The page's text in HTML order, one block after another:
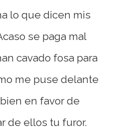
lo que dicen mis
se paga mal
cavado fosa para
me puse delante
en favor de
de ellos tu furor.